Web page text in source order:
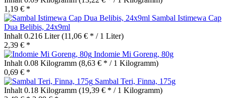
1,19 € *
Sambal Istimewa Cap
Dua Belibis, 24x9ml
Inhalt 0.216 Liter(11,06 € * / 1 Liter)
2,39 € *
Indomie Mi Goreng, 80g
Inhalt 0.08 Kilogramm (8,63 € * / 1 Kilogramm)
0,69 € *
Sambal Teri, Finna, 175g
Inhalt 0.18 Kilogramm (19,39 € * / 1 Kilogramm)